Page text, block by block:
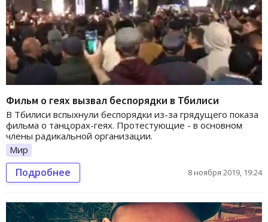
Фильм о геях вызвал беспорядки в Тбилиси
В Тбилиси вспыхнули беспорядки из-за грядущего показа
фильма о танцорах-геях. Протестующие - в основном
члены радикальной организации.
Мир
Подробнее 8 ноября 2019, 19:24